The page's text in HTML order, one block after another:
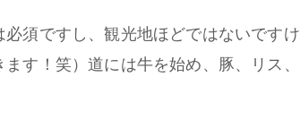
須ですし、観光地ほどではないですけ
す！笑）道には牛を始め、豚、リス、